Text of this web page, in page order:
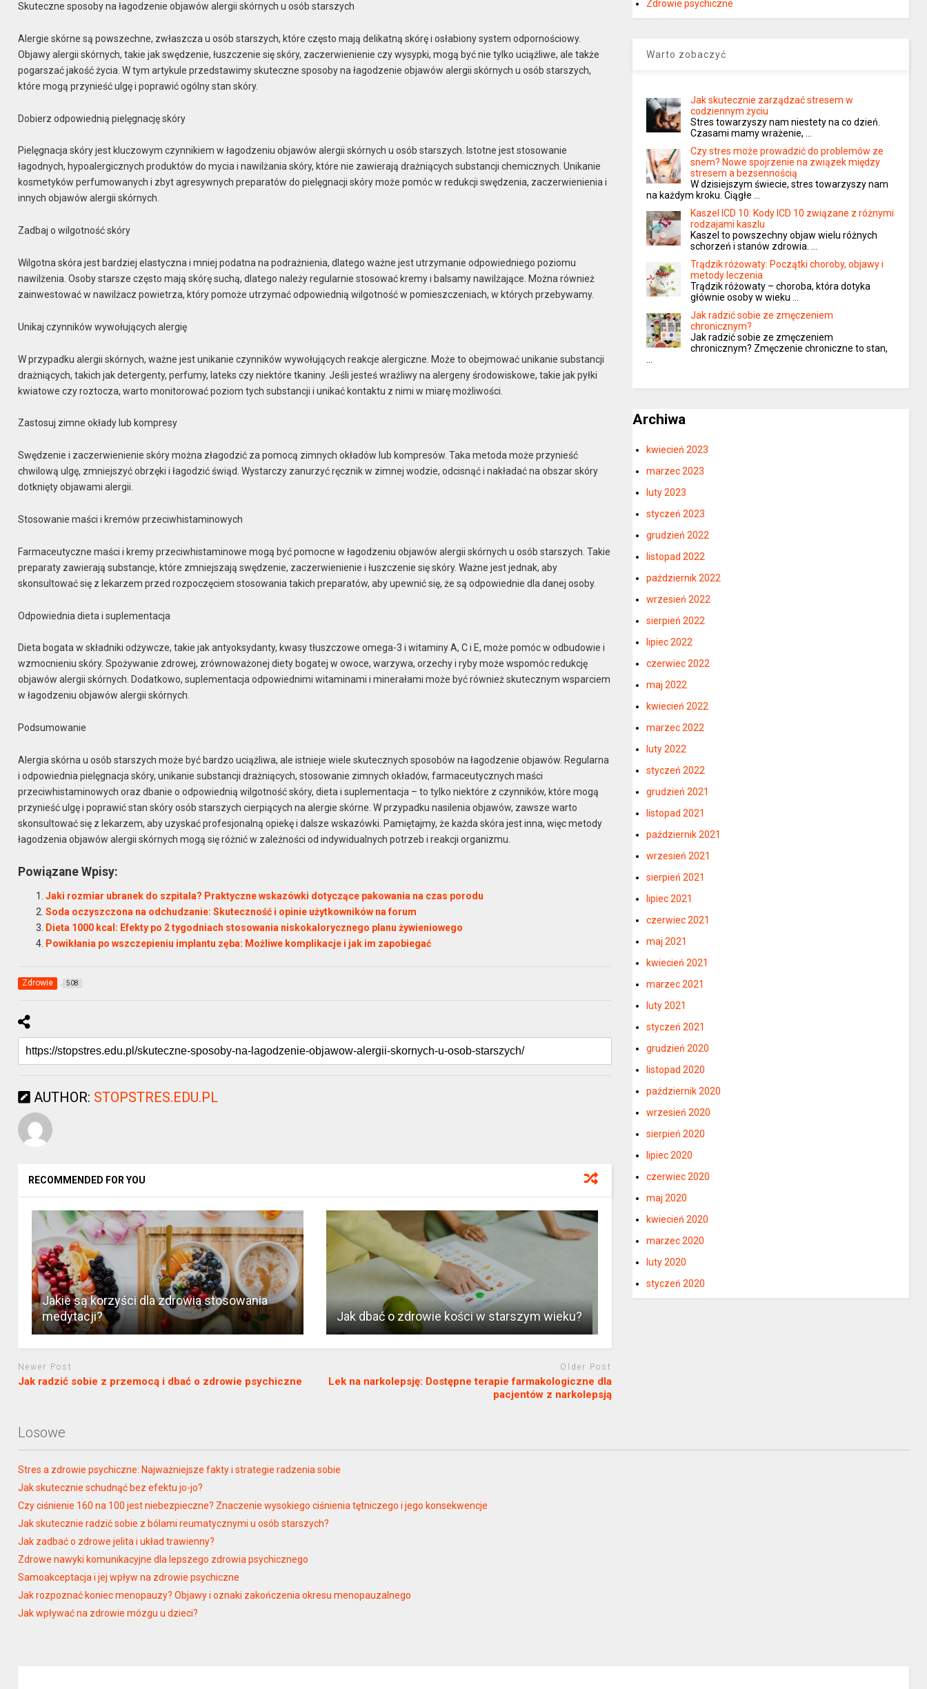
Skuteczne sposoby na łagodzenie objawów alergii skórnych u osób starszych
Alergie skórne są powszechne, zwłaszcza u osób starszych, które często mają delikatną skórę i osłabiony system odpornościowy.
Objawy alergii skórnych, takie jak swędzenie, łuszczenie się skóry, zaczerwienienie czy wysypki, mogą być nie tylko uciążliwe, ale także
pogarszać jakość życia. W tym artykule przedstawimy skuteczne sposoby na łagodzenie objawów alergii skórnych u osób starszych,
które mogą przynieść ulgę i poprawić ogólny stan skóry.
Dobierz odpowiednią pielęgnację skóry
Pielęgnacja skóry jest kluczowym czynnikiem w łagodzeniu objawów alergii skórnych u osób starszych. Istotne jest stosowanie
łagodnych, hypoalergicznych produktów do mycia i nawilżania skóry, które nie zawierają drażniących substancji chemicznych. Unikanie
kosmetyków perfumowanych i zbyt agresywnych preparatów do pielęgnacji skóry może pomóc w redukcji swędzenia, zaczerwienienia i
innych objawów alergii skórnych.
Zadbaj o wilgotność skóry
Wilgotna skóra jest bardziej elastyczna i mniej podatna na podrażnienia, dlatego ważne jest utrzymanie odpowiedniego poziomu
nawilżenia. Osoby starsze często mają skórę suchą, dlatego należy regularnie stosować kremy i balsamy nawilżające. Można również
zainwestować w nawilżacz powietrza, który pomoże utrzymać odpowiednią wilgotność w pomieszczeniach, w których przebywamy.
Unikaj czynników wywołujących alergię
W przypadku alergii skórnych, ważne jest unikanie czynników wywołujących reakcje alergiczne. Może to obejmować unikanie substancji
drażniących, takich jak detergenty, perfumy, lateks czy niektóre tkaniny. Jeśli jesteś wrażliwy na alergeny środowiskowe, takie jak pyłki
kwiatowe czy roztocza, warto monitorować poziom tych substancji i unikać kontaktu z nimi w miarę możliwości.
Zastosuj zimne okłady lub kompresy
Swędzenie i zaczerwienienie skóry można złagodzić za pomocą zimnych okładów lub kompresów. Taka metoda może przynieść
chwilową ulgę, zmniejszyć obrzęki i łagodzić świąd. Wystarczy zanurzyć ręcznik w zimnej wodzie, odcisnąć i nakładać na obszar skóry
dotknięty objawami alergii.
Stosowanie maści i kremów przeciwhistaminowych
Farmaceutyczne maści i kremy przeciwhistaminowe mogą być pomocne w łagodzeniu objawów alergii skórnych u osób starszych. Takie
preparaty zawierają substancje, które zmniejszają swędzenie, zaczerwienienie i łuszczenie się skóry. Ważne jest jednak, aby
skonsultować się z lekarzem przed rozpoczęciem stosowania takich preparatów, aby upewnić się, że są odpowiednie dla danej osoby.
Odpowiednia dieta i suplementacja
Dieta bogata w składniki odżywcze, takie jak antyoksydanty, kwasy tłuszczowe omega-3 i witaminy A, C i E, może pomóc w odbudowie i
wzmocnieniu skóry. Spożywanie zdrowej, zrównoważonej diety bogatej w owoce, warzywa, orzechy i ryby może wspomóc redukcję
objawów alergii skórnych. Dodatkowo, suplementacja odpowiednimi witaminami i minerałami może być również skutecznym wsparciem
w łagodzeniu objawów alergii skórnych.
Podsumowanie
Alergia skórna u osób starszych może być bardzo uciążliwa, ale istnieje wiele skutecznych sposobów na łagodzenie objawów. Regularna
i odpowiednia pielęgnacja skóry, unikanie substancji drażniących, stosowanie zimnych okładów, farmaceutycznych maści
przeciwhistaminowych oraz dbanie o odpowiednią wilgotność skóry, dieta i suplementacja – to tylko niektóre z czynników, które mogą
przynieść ulgę i poprawić stan skóry osób starszych cierpiących na alergie skórne. W przypadku nasilenia objawów, zawsze warto
skonsultować się z lekarzem, aby uzyskać profesjonalną opiekę i dalsze wskazówki. Pamiętajmy, że każda skóra jest inna, więc metody
łagodzenia objawów alergii skórnych mogą się różnić w zależności od indywidualnych potrzeb i reakcji organizmu.
Powiązane Wpisy:
Jaki rozmiar ubranek do szpitala? Praktyczne wskazówki dotyczące pakowania na czas porodu
Soda oczyszczona na odchudzanie: Skuteczność i opinie użytkowników na forum
Dieta 1000 kcal: Efekty po 2 tygodniach stosowania niskokalorycznego planu żywieniowego
Powikłania po wszczepieniu implantu zęba: Możliwe komplikacje i jak im zapobiegać
Zdrowie 508
AUTHOR: STOPSTRES.EDU.PL
RECOMMENDED FOR YOU
Jakie są korzyści dla zdrowia stosowania
medytacji?
Jak dbać o zdrowie kości w starszym wieku?
Newer Post
Jak radzić sobie z przemocą i dbać o zdrowie psychiczne
Older Post
Lek na narkolepsję: Dostępne terapie farmakologiczne dla
pacjentów z narkolepsją
Zdrowie psychiczne
Warto zobaczyć
Jak skutecznie zarządzać stresem w
codziennym życiu
Stres towarzyszy nam niestety na co dzień.
Czasami mamy wrażenie, …
Czy stres może prowadzić do problemów ze
snem? Nowe spojrzenie na związek między
stresem a bezsennością
W dzisiejszym świecie, stres towarzyszy nam
na każdym kroku. Ciągłe …
Kaszel ICD 10: Kody ICD 10 związane z różnymi
rodzajami kaszlu
Kaszel to powszechny objaw wielu różnych
schorzeń i stanów zdrowia. …
Trądzik różowaty: Początki choroby, objawy i
metody leczenia
Trądzik różowaty – choroba, która dotyka
głównie osoby w wieku …
Jak radzić sobie ze zmęczeniem
chronicznym?
Jak radzić sobie ze zmęczeniem
chronicznym? Zmęczenie chroniczne to stan,
…
Archiwa
kwiecień 2023
marzec 2023
luty 2023
styczeń 2023
grudzień 2022
listopad 2022
październik 2022
wrzesień 2022
sierpień 2022
lipiec 2022
czerwiec 2022
maj 2022
kwiecień 2022
marzec 2022
luty 2022
styczeń 2022
grudzień 2021
listopad 2021
październik 2021
wrzesień 2021
sierpień 2021
lipiec 2021
czerwiec 2021
maj 2021
kwiecień 2021
marzec 2021
luty 2021
styczeń 2021
grudzień 2020
listopad 2020
październik 2020
wrzesień 2020
sierpień 2020
lipiec 2020
czerwiec 2020
maj 2020
kwiecień 2020
marzec 2020
luty 2020
styczeń 2020
Losowe
Stres a zdrowie psychiczne: Najważniejsze fakty i strategie radzenia sobie
Jak skutecznie schudnąć bez efektu jo-jo?
Czy ciśnienie 160 na 100 jest niebezpieczne? Znaczenie wysokiego ciśnienia tętniczego i jego konsekwencje
Jak skutecznie radzić sobie z bólami reumatycznymi u osób starszych?
Jak zadbać o zdrowe jelita i układ trawienny?
Zdrowe nawyki komunikacyjne dla lepszego zdrowia psychicznego
Samoakceptacja i jej wpływ na zdrowie psychiczne
Jak rozpoznać koniec menopauzy? Objawy i oznaki zakończenia okresu menopauzalnego
Jak wpływać na zdrowie mózgu u dzieci?